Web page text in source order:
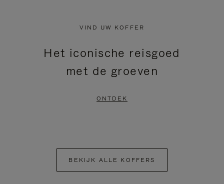
VIND UW KOFFER
Het iconische reisgoed
met de groeven
ONTDEK
BEKIJK ALLE KOFFERS